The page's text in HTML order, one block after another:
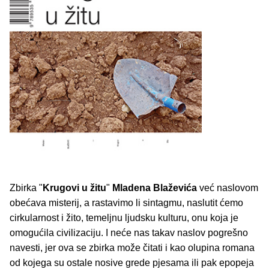
Zbirka " Krugovi u žitu" Mladena Blaževića već naslovom
obećava misterij, a rastavimo li sintagmu, naslutit ćemo
cirkularnost i žito, temeljnu ljudsku kulturu, onu koja je
omogućila civilizaciju. I neće nas takav naslov pogrešno
navesti, jer ova se zbirka može čitati i kao olupina romana
od kojega su ostale nosive grede pjesama ili pak epopeja